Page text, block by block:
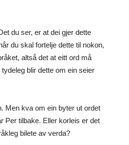
du ser, er at dei gjer dette
du skal fortelje dette til nokon,
altså det at eitt ord må
blir dette om ein seier
Men kva om ein byter ut ordet
Per tilbake. Eller korleis er det
bilete av verda?